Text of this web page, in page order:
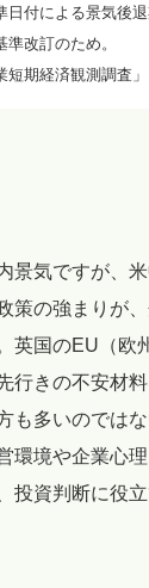
日付による景気後
改訂のため。
期経済観測調査」
景気ですが、
策の強まりが
英国のEU（欧
行きの不安材
も多いのでは
環境や企業心
投資判断に役